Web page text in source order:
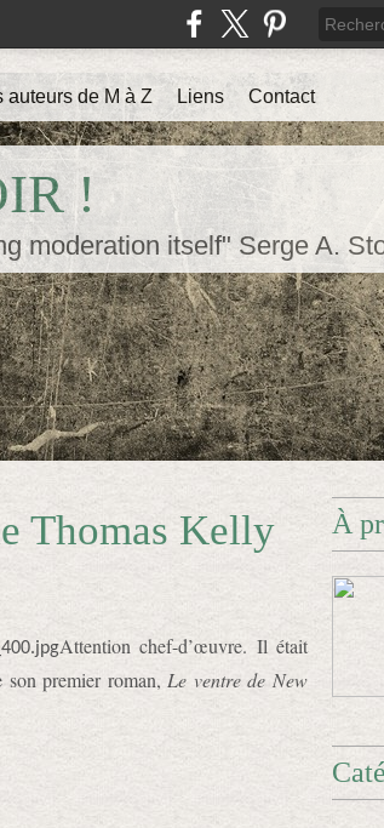
!
moderation itself" Serge A.
auteurs de M à Z Liens Contact
Thomas Kelly
Attention chef-d’œuvre. Il était
premier roman, Le ventre de New
À